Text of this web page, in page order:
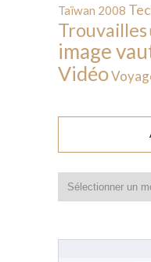
Taïwan 2008
Trouvailles
image
Vidéo